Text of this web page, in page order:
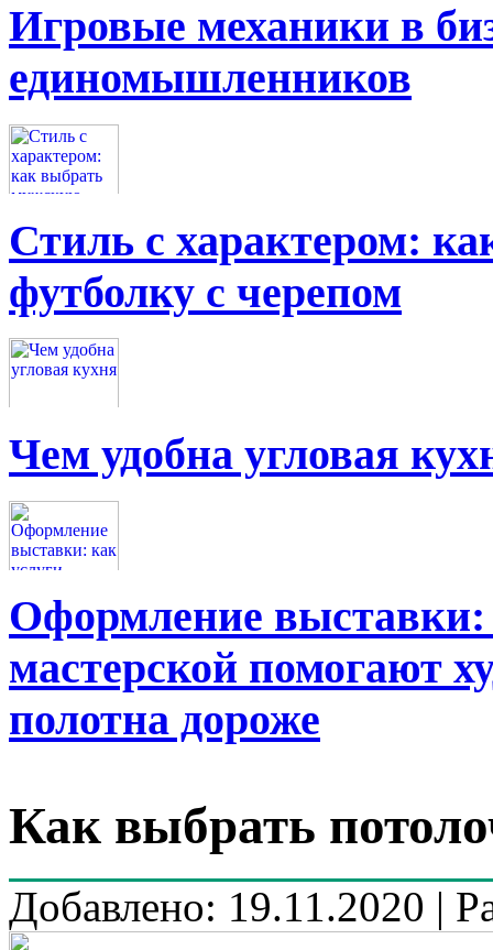
Игровые механики в
единомышленников
Стиль с характером:
футболку с черепом
Чем удобна угловая
Оформление выставки:
мастерской помогают
полотна дороже
Как выбрать
Добавлено: 19.11.2020 |